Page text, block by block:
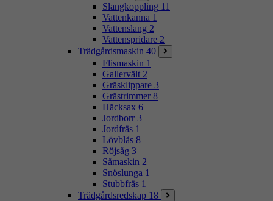
Slangkoppling 11
Vattenkanna 1
Vattenslang 2
Vattenspridare 2
Trädgårdsmaskin 40
Flismaskin 1
Gallervält 2
Gräsklippare 3
Grästrimmer 8
Häcksax 6
Jordborr 3
Jordfräs 1
Lövblås 8
Röjsåg 3
Såmaskin 2
Snöslunga 1
Stubbfräs 1
Trädgårdsredskap 18